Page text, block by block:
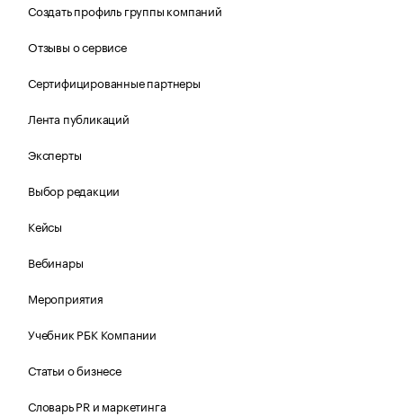
Создать профиль группы компаний
Отзывы о сервисе
Сертифицированные партнеры
Лента публикаций
Эксперты
Выбор редакции
Кейсы
Вебинары
Мероприятия
Учебник РБК Компании
Статьи о бизнесе
Словарь PR и маркетинга